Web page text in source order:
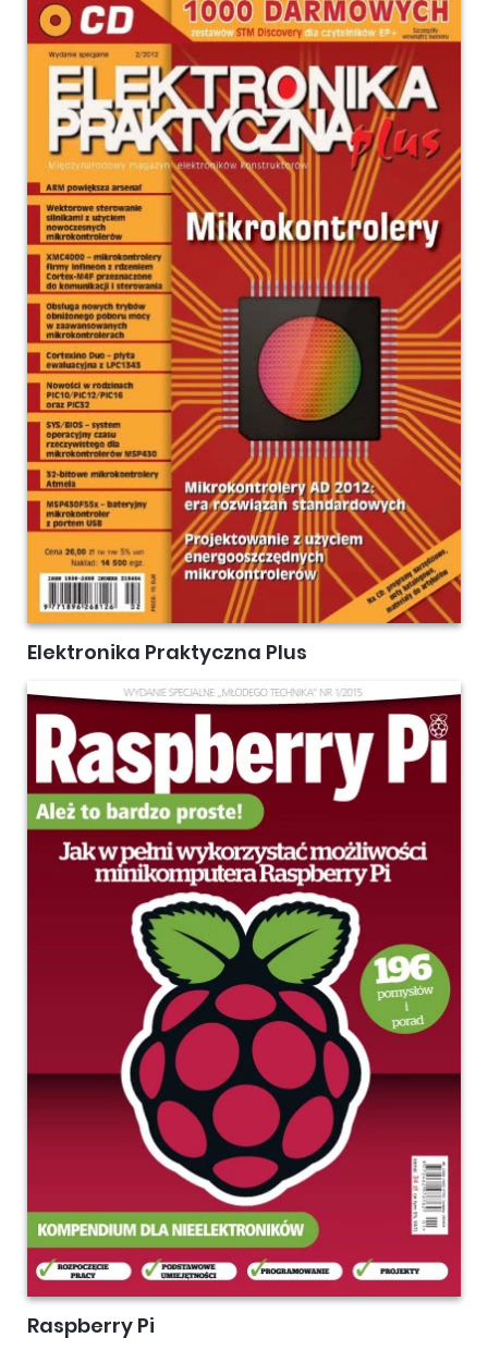
Elektronika Praktyczna Plus
Raspberry Pi